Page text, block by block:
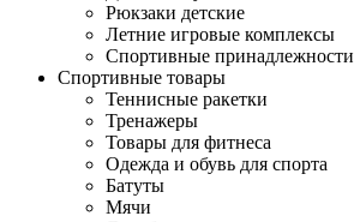
Рюкзаки детские
Летние игровые комплексы
Спортивные принадлежности
Спортивные товары
Теннисные ракетки
Тренажеры
Товары для фитнеса
Одежда и обувь для спорта
Батуты
Мячи